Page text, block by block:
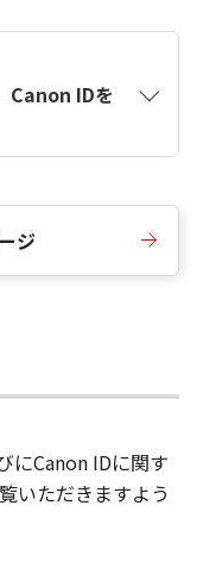
Canon IDを
ジ
にCanon IDに関す
いただきますよう